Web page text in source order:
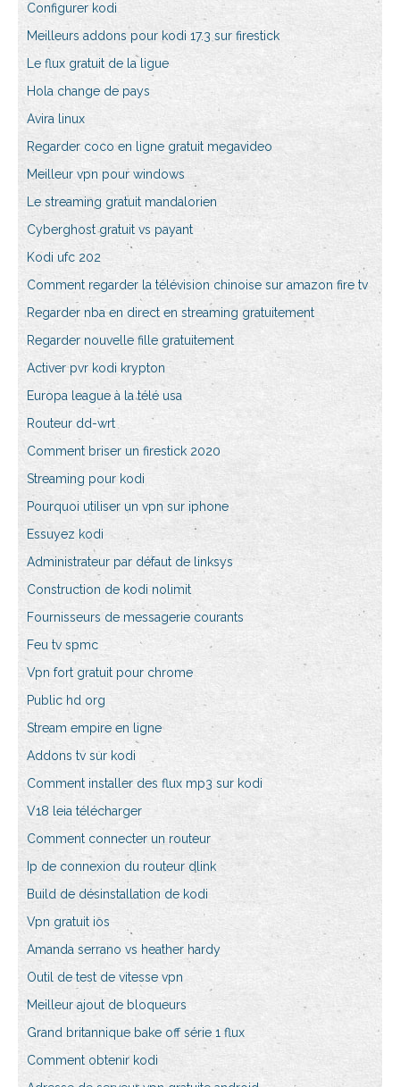
Configurer kodi
Meilleurs addons pour kodi 17.3 sur firestick
Le flux gratuit de la ligue
Hola change de pays
Avira linux
Regarder coco en ligne gratuit megavideo
Meilleur vpn pour windows
Le streaming gratuit mandalorien
Cyberghost gratuit vs payant
Kodi ufc 202
Comment regarder la télévision chinoise sur amazon fire tv
Regarder nba en direct en streaming gratuitement
Regarder nouvelle fille gratuitement
Activer pvr kodi krypton
Europa league à la télé usa
Routeur dd-wrt
Comment briser un firestick 2020
Streaming pour kodi
Pourquoi utiliser un vpn sur iphone
Essuyez kodi
Administrateur par défaut de linksys
Construction de kodi nolimit
Fournisseurs de messagerie courants
Feu tv spmc
Vpn fort gratuit pour chrome
Public hd org
Stream empire en ligne
Addons tv sur kodi
Comment installer des flux mp3 sur kodi
V18 leia télécharger
Comment connecter un routeur
Ip de connexion du routeur dlink
Build de désinstallation de kodi
Vpn gratuit ios
Amanda serrano vs heather hardy
Outil de test de vitesse vpn
Meilleur ajout de bloqueurs
Grand britannique bake off série 1 flux
Comment obtenir kodi